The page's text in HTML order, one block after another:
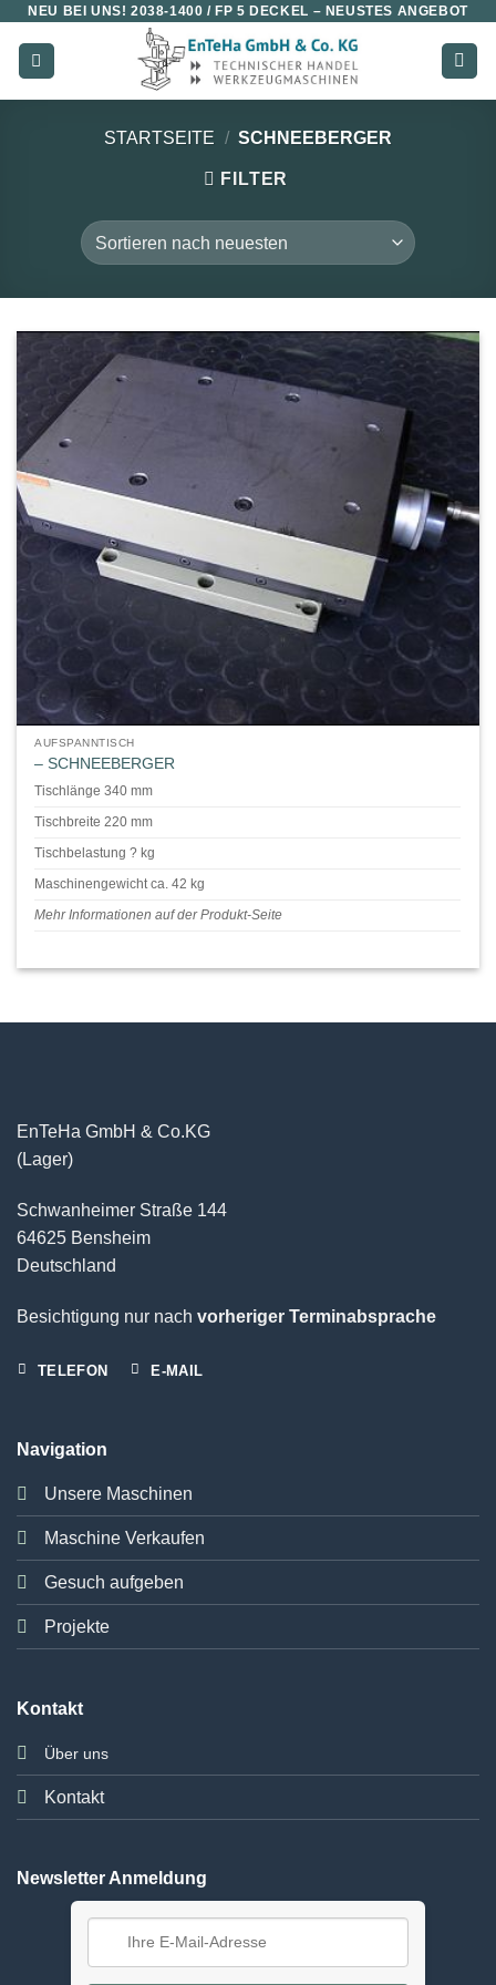
Zum
Inhalt
springen
NEU BEI UNS!2038-1400 / FP 5 DECKEL – NEUSTES ANGEBOT
STARTSEITE / SCHNEEBERGER
FILTER
AUFSPANNTISCH
– SCHNEEBERGER
Tischlänge 340 mm
Tischbreite 220 mm
Tischbelastung ? kg
Maschinengewicht ca. 42 kg
Mehr Informationen auf der Produkt-Seite
EnTeHa GmbH & Co.KG
(Lager)
Schwanheimer Straße 144
64625 Bensheim
Deutschland
Besichtigung nur nach vorheriger Terminabsprache
TELEFON E-MAIL
Navigation
Unsere Maschinen
Maschine Verkaufen
Gesuch aufgeben
Projekte
Kontakt
Über uns
Kontakt
Newsletter Anmeldung